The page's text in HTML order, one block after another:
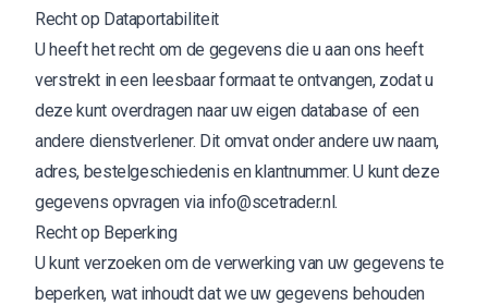
Recht op Dataportabiliteit
U heeft het recht om de gegevens die u aan ons heeft
verstrekt in een leesbaar formaat te ontvangen, zodat u
deze kunt overdragen naar uw eigen database of een
andere dienstverlener. Dit omvat onder andere uw naam,
adres, bestelgeschiedenis en klantnummer. U kunt deze
gegevens opvragen via info@scetrader.nl.
Recht op Beperking
U kunt verzoeken om de verwerking van uw gegevens te
beperken, wat inhoudt dat we uw gegevens behouden